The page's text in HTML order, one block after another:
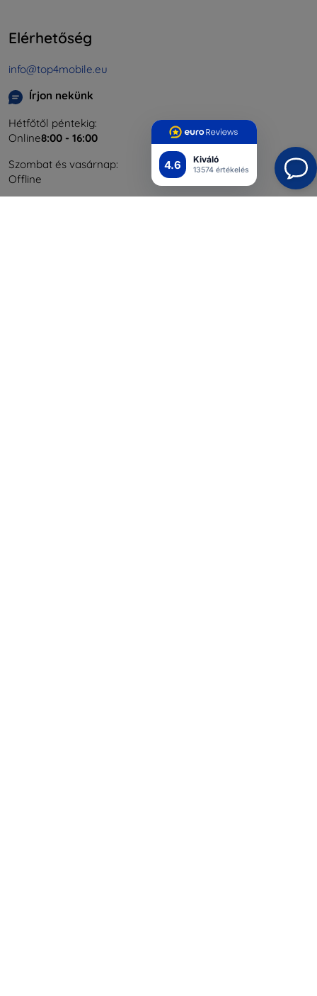
4.6 Kiváló
13574 értékelés
Elérhetőség
info@top4mobile.eu
Írjon nekünk
Hétfőtől péntekig:
Online8:00 - 16:00
Szombat és vasárnap:
Offline